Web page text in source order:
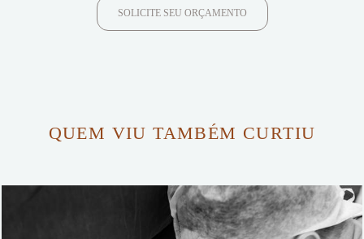
SOLICITE SEU ORÇAMENTO
QUEM VIU TAMBÉM CURTIU